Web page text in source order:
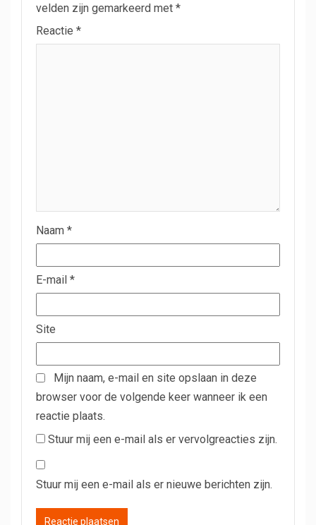
velden zijn gemarkeerd met *
Reactie *
Naam *
E-mail *
Site
Mijn naam, e-mail en site opslaan in deze
browser voor de volgende keer wanneer ik een
reactie plaats.
Stuur mij een e-mail als er vervolgreacties zijn.
Stuur mij een e-mail als er nieuwe berichten zijn.